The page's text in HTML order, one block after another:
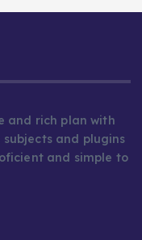
and plugins
and simple to